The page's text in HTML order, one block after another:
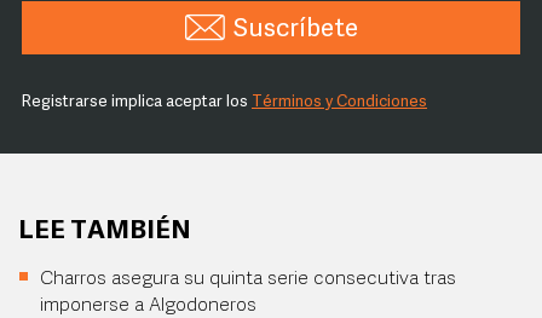
Suscríbete
Registrarse implica aceptar los Términos y Condiciones
LEE TAMBIÉN
Charros asegura su quinta serie consecutiva tras
imponerse a Algodoneros